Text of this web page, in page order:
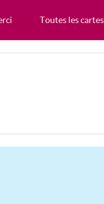
Toutes les cartes